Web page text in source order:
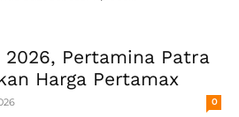
2026, Pertamina Patra
Harga Pertamax
0